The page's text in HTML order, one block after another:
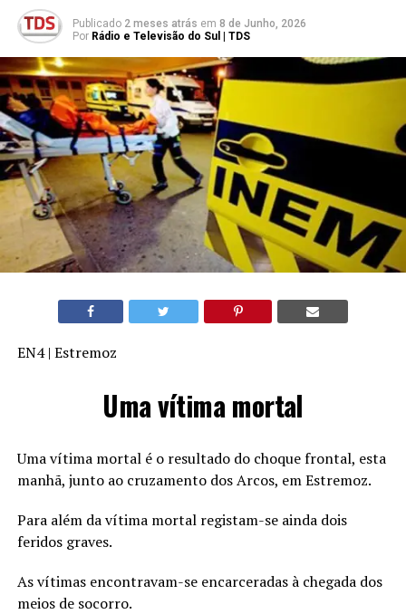
Publicado 2 meses atrás em 8 de Junho, 2026
Por Rádio e Televisão do Sul | TDS
EN4 | Estremoz
Uma vítima mortal
Uma vítima mortal é o resultado do choque frontal, esta
manhã, junto ao cruzamento dos Arcos, em Estremoz.
Para além da vítima mortal registam-se ainda dois
feridos graves.
As vítimas encontravam-se encarceradas à chegada dos
meios de socorro.